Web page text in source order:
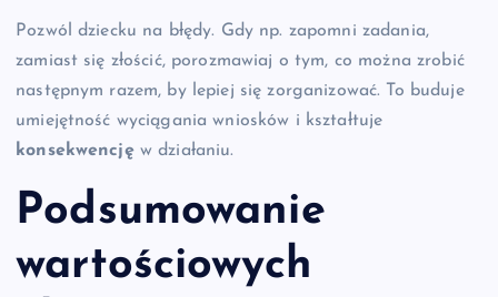
Pozwól dziecku na błędy. Gdy np. zapomni zadania,
zamiast się złościć, porozmawiaj o tym, co można zrobić
następnym razem, by lepiej się zorganizować. To buduje
umiejętność wyciągania wniosków i kształtuje
konsekwencjęw działaniu.
Podsumowanie
wartościowych